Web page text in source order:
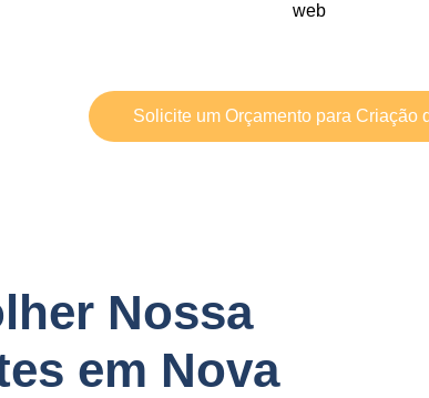
web
Solicite um Orçamento para Criação
Nossa
em Nova